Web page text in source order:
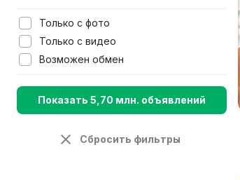
Только с фото
Только с видео
Возможен обмен
Показать 5,70 млн. объявлений
Сбросить фильтры